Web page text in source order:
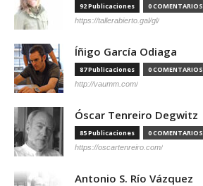
92 Publicaciones 0 COMENTARIOS
https://tallerabierto.gal/gl/
Íñigo García Odiaga
87 Publicaciones 0 COMENTARIOS
http://vaumm.com/
Óscar Tenreiro Degwitz
85 Publicaciones 0 COMENTARIOS
https://oscartenreiro.com/
Antonio S. Río Vázquez